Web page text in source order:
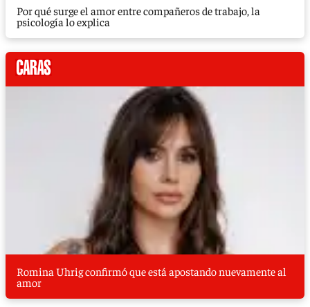
Por qué surge el amor entre compañeros de trabajo, la
psicología lo explica
Romina Uhrig confirmó que está apostando nuevamente al
amor